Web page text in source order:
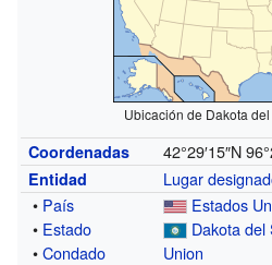
Ubicación de Dakota
Coordenadas 42°29′15″N
Entidad
Lugar
• País
Estados
• Estado
Dakota del
•Condado Union